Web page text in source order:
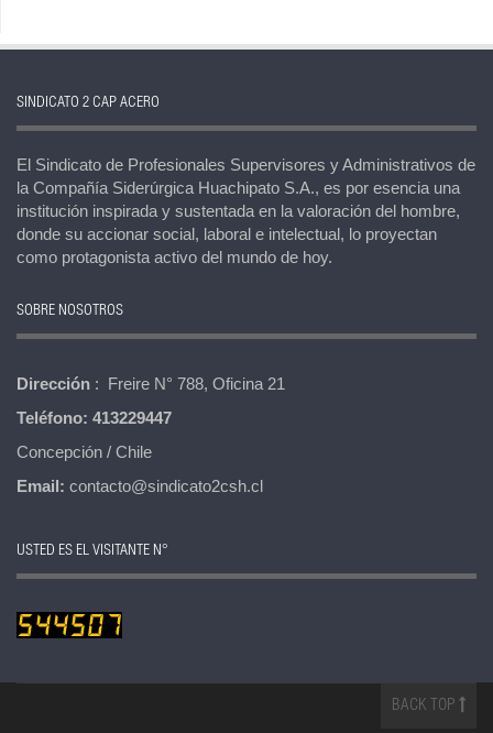
SINDICATO 2 CAP ACERO
El Sindicato de Profesionales Supervisores y Administrativos de
la Compañía Siderúrgica Huachipato S.A., es por esencia una
institución inspirada y sustentada en la valoración del hombre,
donde su accionar social, laboral e intelectual, lo proyectan
como protagonista activo del mundo de hoy.
SOBRE NOSOTROS
Dirección : Freire N° 788, Oficina 21
Teléfono: 413229447
Concepción / Chile
Email: contacto@sindicato2csh.cl
USTED ES EL VISITANTE N°
BACK TOP